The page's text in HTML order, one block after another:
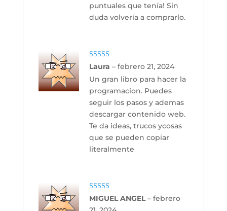
puntuales que tenía! Sin
duda volvería a comprarlo.
Valorado con
5de 5
Laura – febrero 21, 2024
Un gran libro para hacer la
programacion. Puedes
seguir los pasos y ademas
descargar contenido web.
Te da ideas, trucos ycosas
que se pueden copiar
literalmente
Valorado con
5 de 5
MIGUEL ANGEL– febrero